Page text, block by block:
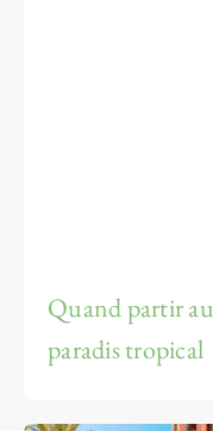
Quand partir
paradis tropical